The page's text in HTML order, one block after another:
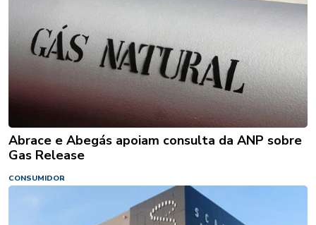
Abrace e Abegás apoiam consulta da ANP sobre
Gas Release
CONSUMIDOR